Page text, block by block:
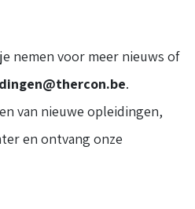
nemen voor meer nieuws of
.
van nieuwe opleidingen,
en ontvang onze